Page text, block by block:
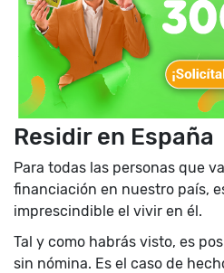
Residir en España
Para todas las personas que
financiación en nuestro país,
imprescindible el vivir en él.
Tal y como habrás visto, es
sin nómina. Es el caso de